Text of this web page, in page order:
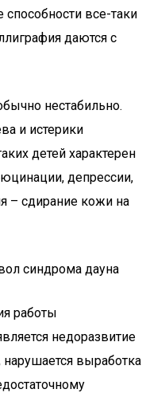
все-таки
даются с
нестабильно.
и истерики
детей характерен
депрессии,
– сдирание кожи на
синдрома дауна
работы
недоразвитие
нарушается выработка